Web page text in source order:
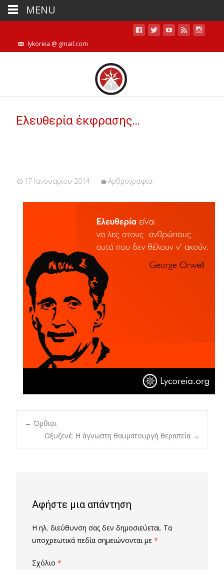
lykoreia @ gmail.com
Ελευθερία έκφρασης…
17 Ιανουαρίου 2014 Αρθρογραφία
Post
← Όρθιοι
Oξυζενέ: Η άγνωστη θαυματουργή θεραπεία →
Αφήστε μια απάντηση
Η ηλ. διεύθυνση σας δεν δημοσιεύεται. Τα
υποχρεωτικά πεδία σημειώνονται με *
Σχόλιο *
MENU